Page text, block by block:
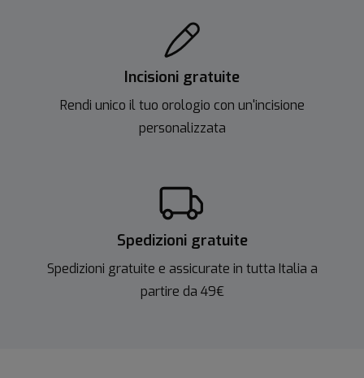
Incisioni gratuite
Rendi unico il tuo orologio con un'incisione
personalizzata
Spedizioni gratuite
Spedizioni gratuite e assicurate in tutta Italia a
partire da 49€